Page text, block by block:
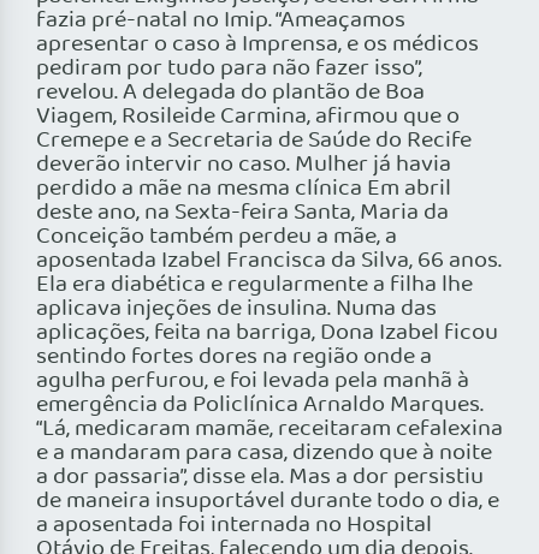
fazia pré-natal no Imip. “Ameaçamos
apresentar o caso à Imprensa, e os médicos
pediram por tudo para não fazer isso”,
revelou. A delegada do plantão de Boa
Viagem, Rosileide Carmina, afirmou que o
Cremepe e a Secretaria de Saúde do Recife
deverão intervir no caso. Mulher já havia
perdido a mãe na mesma clínica Em abril
deste ano, na Sexta-feira Santa, Maria da
Conceição também perdeu a mãe, a
aposentada Izabel Francisca da Silva, 66 anos.
Ela era diabética e regularmente a filha lhe
aplicava injeções de insulina. Numa das
aplicações, feita na barriga, Dona Izabel ficou
sentindo fortes dores na região onde a
agulha perfurou, e foi levada pela manhã à
emergência da Policlínica Arnaldo Marques.
“Lá, medicaram mamãe, receitaram cefalexina
e a mandaram para casa, dizendo que à noite
a dor passaria”, disse ela. Mas a dor persistiu
de maneira insuportável durante todo o dia, e
a aposentada foi internada no Hospital